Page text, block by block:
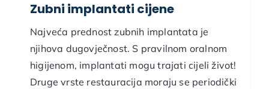
Zubni implantati cijene
Najveća prednost zubnih implantata je
njihova dugovječnost. S pravilnom oralnom
higijenom, implantati mogu trajati cijeli život!
Druge vrste restauracija moraju se periodički